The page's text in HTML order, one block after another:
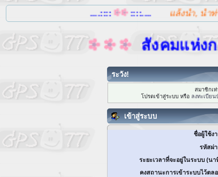
....:::: ::::.... แล้งน้ำ, น้ำท่วม,
สังคมแห่งกา
ระวัง!
สมาชิกเ
โปรดเข้าสู่ระบบ หรือ ลงทะเบีย
เข้าสู่ระบบ
ชื่อผู้ใช้ง
รหัสผ่
ระยะเวลาที่จะอยู่ในระบบ (นา
คงสถานะการเข้าระบบไว้ตล